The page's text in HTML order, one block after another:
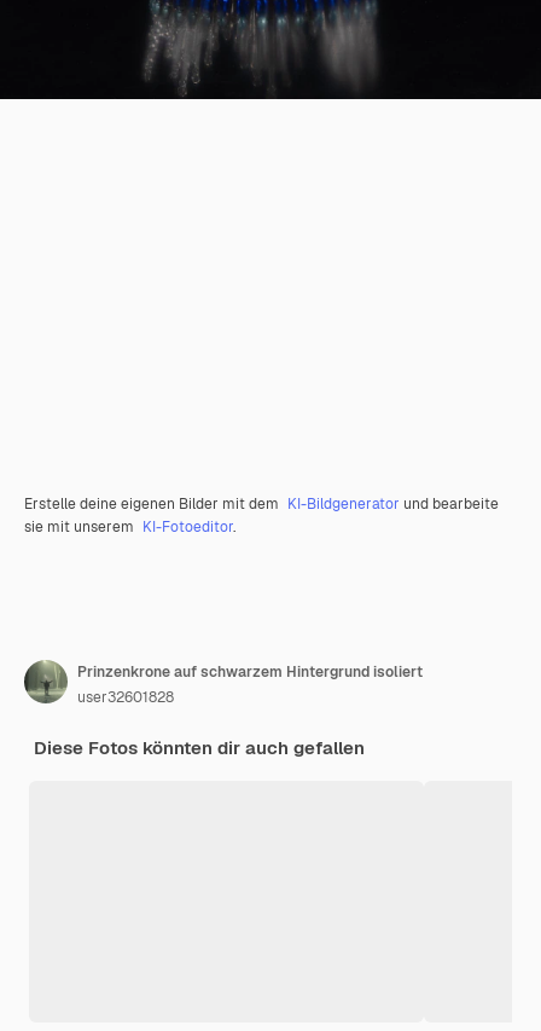
Erstelle deine eigenen Bilder mit dem KI-Bildgenerator und bearbeite
sie mit unserem KI-Fotoeditor.
Prinzenkrone auf schwarzem Hintergrund isoliert
user32601828
Diese Fotos könnten dir auch gefallen